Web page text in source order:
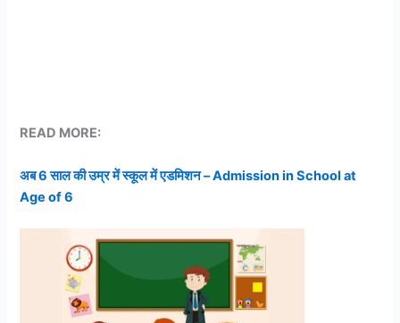
READ MORE:
अब 6 साल की उम्र में स्कूल में एडमिशन – Admission in School at
Age of 6